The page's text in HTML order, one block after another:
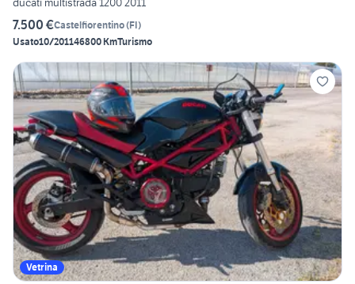
7.500 €Castelfiorentino(FI)
Usato10/201146800 KmTurismo
Vetrina